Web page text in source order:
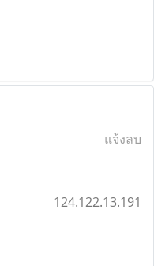
แจ้งลบ
124.122.13.191